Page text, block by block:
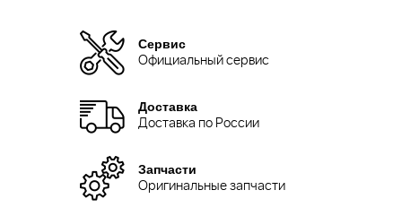
Сервис
Официальный сервис
Доставка
Доставка по России
Запчасти
Оригинальные запчасти